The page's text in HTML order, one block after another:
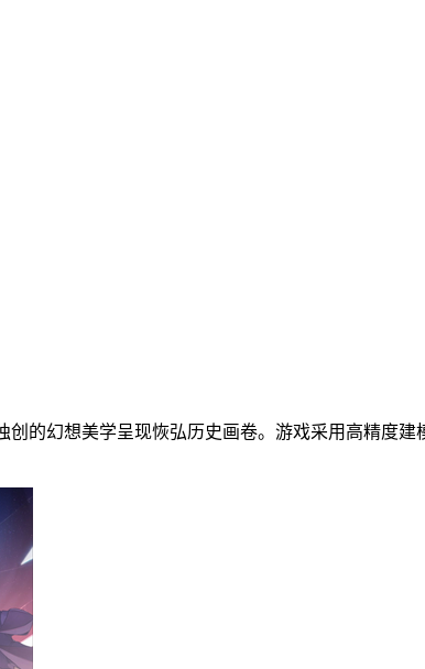
创的幻想美学呈现恢弘历史画卷。游戏采用高精度